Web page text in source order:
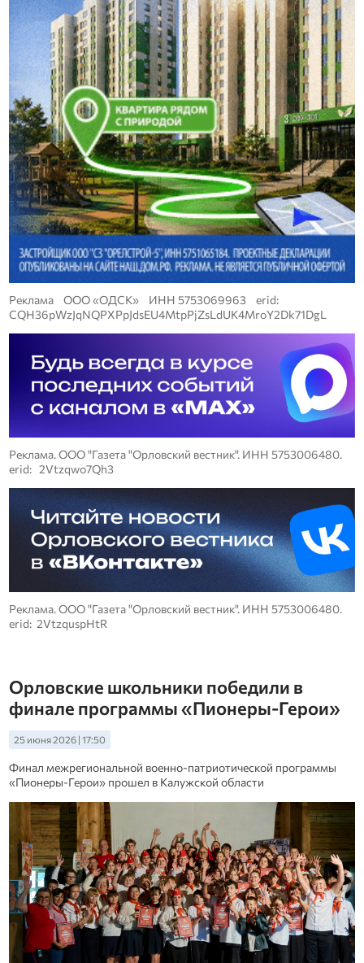
Реклама ООО «ОДСК» ИНН 5753069963 erid:
CQH36pWzJqNQPXPpJdsEU4MtpPjZsLdUK4MroY2Dk71DgL
Реклама. ООО "Газета "Орловский вестник". ИНН 5753006480.
erid: 2Vtzqwo7Qh3
Реклама. ООО "Газета "Орловский вестник". ИНН 5753006480.
erid: 2VtzquspHtR
Орловские школьники победили в
финале программы «Пионеры-Герои»
25 июня 2026 | 17:50
Финал межрегиональной военно-патриотической программы
«Пионеры-Герои» прошел в Калужской области